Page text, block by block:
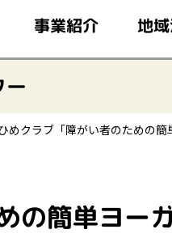
事業紹介 地
めクラブ「障がい者のための簡
の簡単ヨー